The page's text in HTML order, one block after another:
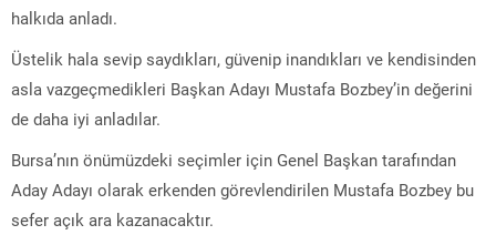
halkıda anladı.
Üstelik hala sevip saydıkları, güvenip inandıkları ve kendisinden
asla vazgeçmedikleri Başkan Adayı Mustafa Bozbey’in değerini
de daha iyi anladılar.
Bursa’nın önümüzdeki seçimler için Genel Başkan tarafından
Aday Adayı olarak erkenden görevlendirilen Mustafa Bozbey bu
sefer açık ara kazanacaktır.